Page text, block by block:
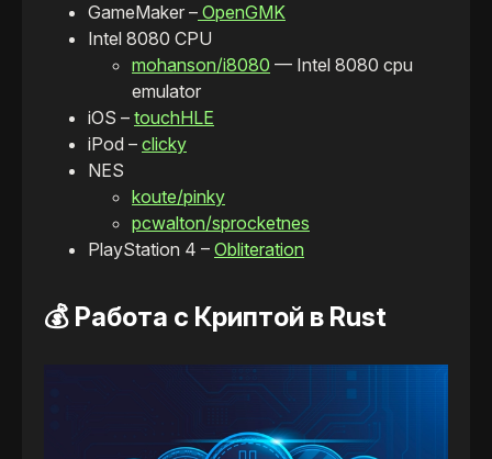
GameMaker – OpenGMK
Intel 8080 CPU
mohanson/i8080 — Intel 8080 cpu
emulator
iOS – touchHLE
iPod – clicky
NES
koute/pinky
pcwalton/sprocketnes
PlayStation 4 – Obliteration
💰 Работа с Криптой в Rust